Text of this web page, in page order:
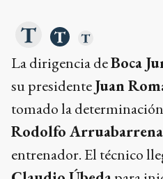
La dirigencia deBoca
su presidenteJuan
tomado la
Rodolfo Arruabarrena
entrenador. El técnico